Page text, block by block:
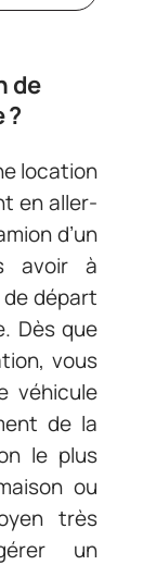
de
?
location
en aller-
d’un
avoir à
départ
Dès que
vous
véhicule
de la
le plus
ou
très
un